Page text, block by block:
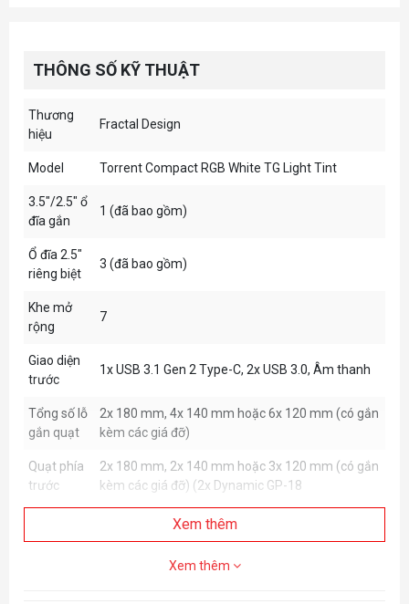
THÔNG SỐ KỸ THUẬT
Thương
hiệu
Fractal Design
Model Torrent Compact RGB White TG Light Tint
3.5"/2.5" ổ
đĩa gắn
1 (đã bao gồm)
Ổ đĩa 2.5"
riêng biệt
3 (đã bao gồm)
Khe mở
rộng
7
Giao diện
trước
1x USB 3.1 Gen 2 Type-C, 2x USB 3.0, Âm thanh
Tổng số lỗ
gắn quạt
2x 180 mm, 4x 140 mm hoặc 6x 120 mm (có gắn
kèm các giá đỡ)
Quạt phía
trước
2x 180 mm, 2x 140 mm hoặc 3x 120 mm (có gắn
kèm các giá đỡ) (2x Dynamic GP-18
Xem thêm
Xem thêm